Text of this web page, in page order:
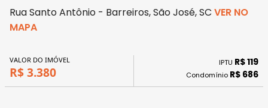
Rua Santo Antônio - Barreiros, São José, SC VER NO
MAPA
VALOR DO IMÓVEL
R$ 3.380
IPTU R$ 119
Condomínio R$ 686